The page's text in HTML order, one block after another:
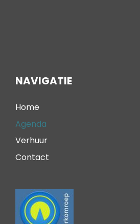
NAVIGATIE
Home
Agenda
Verhuur
Contact